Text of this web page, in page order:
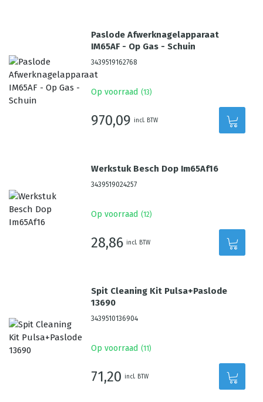
Paslode Afwerknagelapparaat
IM65AF - Op Gas - Schuin
3439519162768
Op voorraad (13)
970,09 incl. BTW
Werkstuk Besch Dop Im65Af16
3439519024257
Op voorraad (12)
28,86 incl. BTW
Spit Cleaning Kit Pulsa+Paslode
13690
3439510136904
Op voorraad (11 )
71,20 incl. BTW